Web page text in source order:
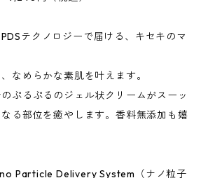
テクノロジーで届ける、キセキのマ
なめらかな素肌を叶えます。
ぷるぷるのジェル状クリームがスーッ
る部位を癒やします。香料無添加も嬉
Particle Delivery System（ナノ粒子